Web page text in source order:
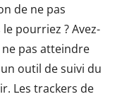
de ne pas
pourriez ? Avez-
pas atteindre
un outil de suivi du
Les trackers de